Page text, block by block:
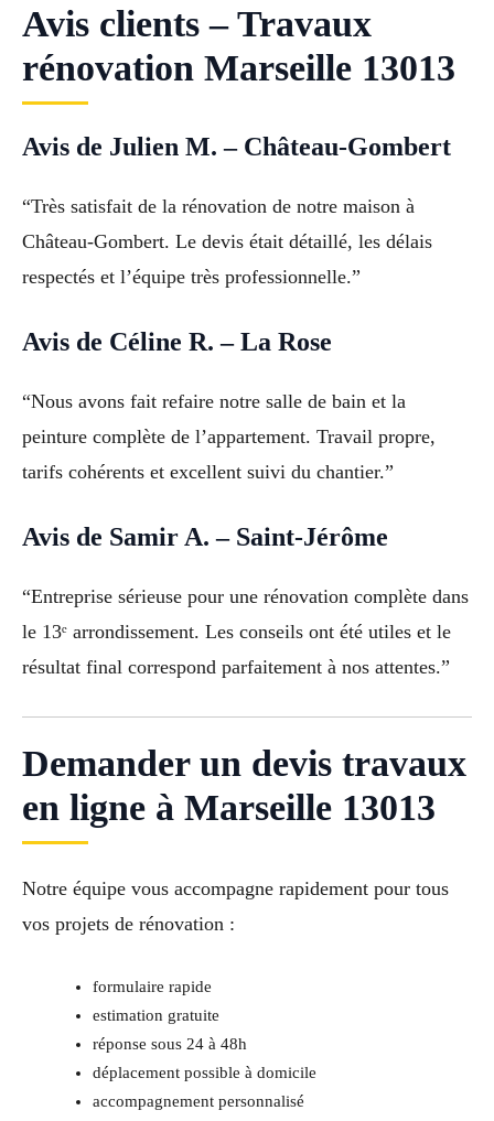
Avis clients – Travaux
rénovation Marseille 13013
Avis de Julien M. – Château-Gombert
“Très satisfait de la rénovation de notre maison à
Château-Gombert. Le devis était détaillé, les délais
respectés et l’équipe très professionnelle.”
Avis de Céline R. – La Rose
“Nous avons fait refaire notre salle de bain et la
peinture complète de l’appartement. Travail propre,
tarifs cohérents et excellent suivi du chantier.”
Avis de Samir A. – Saint-Jérôme
“Entreprise sérieuse pour une rénovation complète dans
le 13ᵉ arrondissement. Les conseils ont été utiles et le
résultat final correspond parfaitement à nos attentes.”
Demander un devis travaux
en ligne à Marseille 13013
Notre équipe vous accompagne rapidement pour tous
vos projets de rénovation :
formulaire rapide
estimation gratuite
réponse sous 24 à 48h
déplacement possible à domicile
accompagnement personnalisé